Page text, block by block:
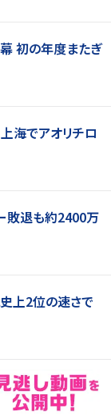
初の年度またぎ
海でアオリチロ
敗退も約2400万
史上2位の速さで